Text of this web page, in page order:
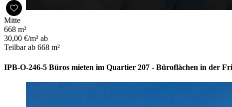
Mitte
668 m²
30,00 €/m² ab
Teilbar ab 668 m²
IPB-O-246-5 Büros mieten im Quartier 207 - Büroflächen in der